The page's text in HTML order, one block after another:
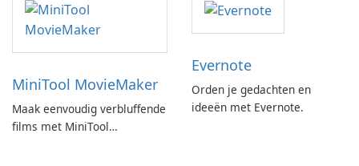
MiniTool MovieMaker
Maak eenvoudig verbluffende
films met MiniTool
Evernote
Orden je gedachten en
ideeën met Evernote.